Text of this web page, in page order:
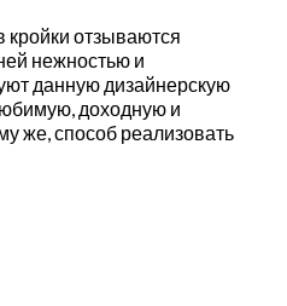
кройки отзываются
нежностью и
данную дизайнерскую
доходную и
же, способ реализовать